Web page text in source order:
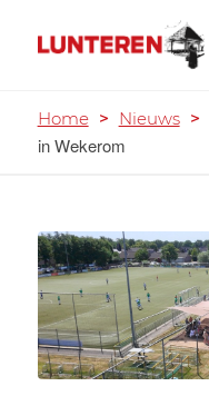
Home > Nieuws >
in Wekerom